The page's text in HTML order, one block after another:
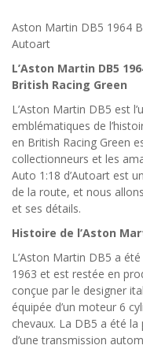
Aston Martin DB5 1964
Autoart
L’Aston Martin DB5
British Racing Green
L’Aston Martin DB5 est
emblématiques de
en British Racing Green
collectionneurs et les
Auto 1:18 d’Autoart est
de la route, et nous
et ses détails.
Histoire de l’Aston
L’Aston Martin DB5 a
1963 et est restée en
conçue par le designer
équipée d’un moteur 6
chevaux. La DB5 a été
d’une transmission